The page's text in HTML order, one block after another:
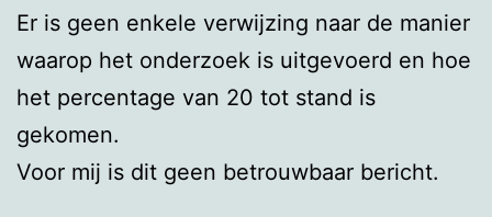
Er is geen enkele verwijzing naar de manier
waarop het onderzoek is uitgevoerd en hoe
het percentage van 20 tot stand is
gekomen.
Voor mij is dit geen betrouwbaar bericht.